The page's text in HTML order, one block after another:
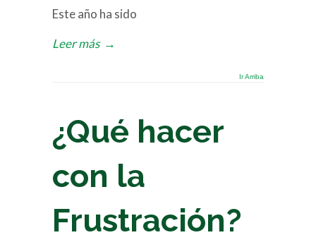
Este año ha sido
Leer más →
Ir Arriba
¿Qué hacer
con la
Frustración?